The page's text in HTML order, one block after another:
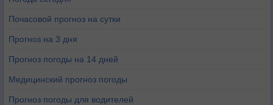
Почасовой прогноз на сутки
Прогноз на 3 дня
Прогноз погоды на 14 дней
Медицинский прогноз погоды
Прогноз погоды для водителей